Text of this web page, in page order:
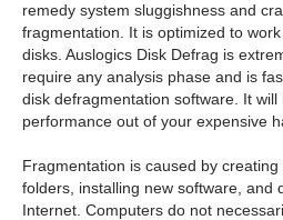
remedy system sluggishness and
fragmentation. It is optimized to
disks. Auslogics Disk Defrag is
require any analysis phase and is
disk defragmentation software. It
performance out of your expensive
Fragmentation is caused by
folders, installing new software, and
Internet. Computers do not